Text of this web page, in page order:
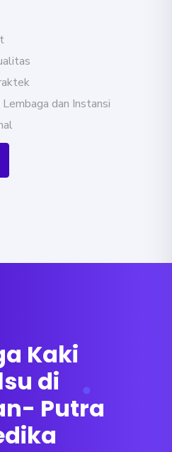
dan Instansi
Kaki
di
Putra